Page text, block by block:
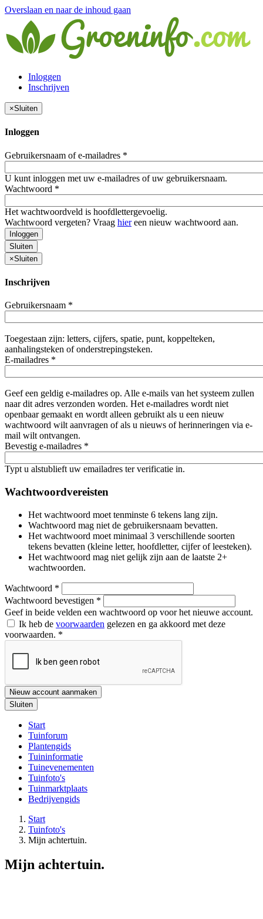
Overslaan en naar de inhoud gaan
Inloggen
Inschrijven
×Sluiten
Inloggen
Gebruikersnaam of e-mailadres *
U kunt inloggen met uw e-mailadres of uw gebruikersnaam.
Wachtwoord *
Het wachtwoordveld is hoofdlettergevoelig.
Wachtwoord vergeten? Vraag hiereen nieuw wachtwoord aan.
Inloggen
Sluiten
×Sluiten
Inschrijven
Gebruikersnaam *
Toegestaan zijn: letters, cijfers, spatie, punt, koppelteken,
aanhalingsteken of onderstrepingsteken.
E-mailadres *
Geef een geldig e-mailadres op. Alle e-mails van het systeem zullen
naar dit adres verzonden worden. Het e-mailadres wordt niet
openbaar gemaakt en wordt alleen gebruikt als u een nieuw
wachtwoord wilt aanvragen of als u nieuws of herinneringen via e-
mail wilt ontvangen.
Bevestig e-mailadres *
Typt u alstublieft uw emailadres ter verificatie in.
Wachtwoordvereisten
Het wachtwoord moet tenminste 6 tekens lang zijn.
Wachtwoord mag niet de gebruikersnaam bevatten.
Het wachtwoord moet minimaal 3 verschillende soorten
tekens bevatten (kleine letter, hoofdletter, cijfer of leesteken).
Het wachtwoord mag niet gelijk zijn aan de laatste 2+
wachtwoorden.
Wachtwoord *
Wachtwoord bevestigen *
Geef in beide velden een wachtwoord op voor het nieuwe account.
Ik heb de voorwaarden gelezen en ga akkoord met deze
voorwaarden. *
Nieuw account aanmaken
Sluiten
Start
Tuinforum
Plantengids
Tuininformatie
Tuinevenementen
Tuinfoto's
Tuinmarktplaats
Bedrijvengids
Start
Tuinfoto's
Mijn achtertuin.
Mijn achtertuin.